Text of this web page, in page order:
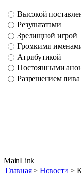
Высокой
Результатами
Зрелищной игрой
Громкими
Атрибутикой
Постоянными
Разрешением пива
MainLink
Главная > Новости >